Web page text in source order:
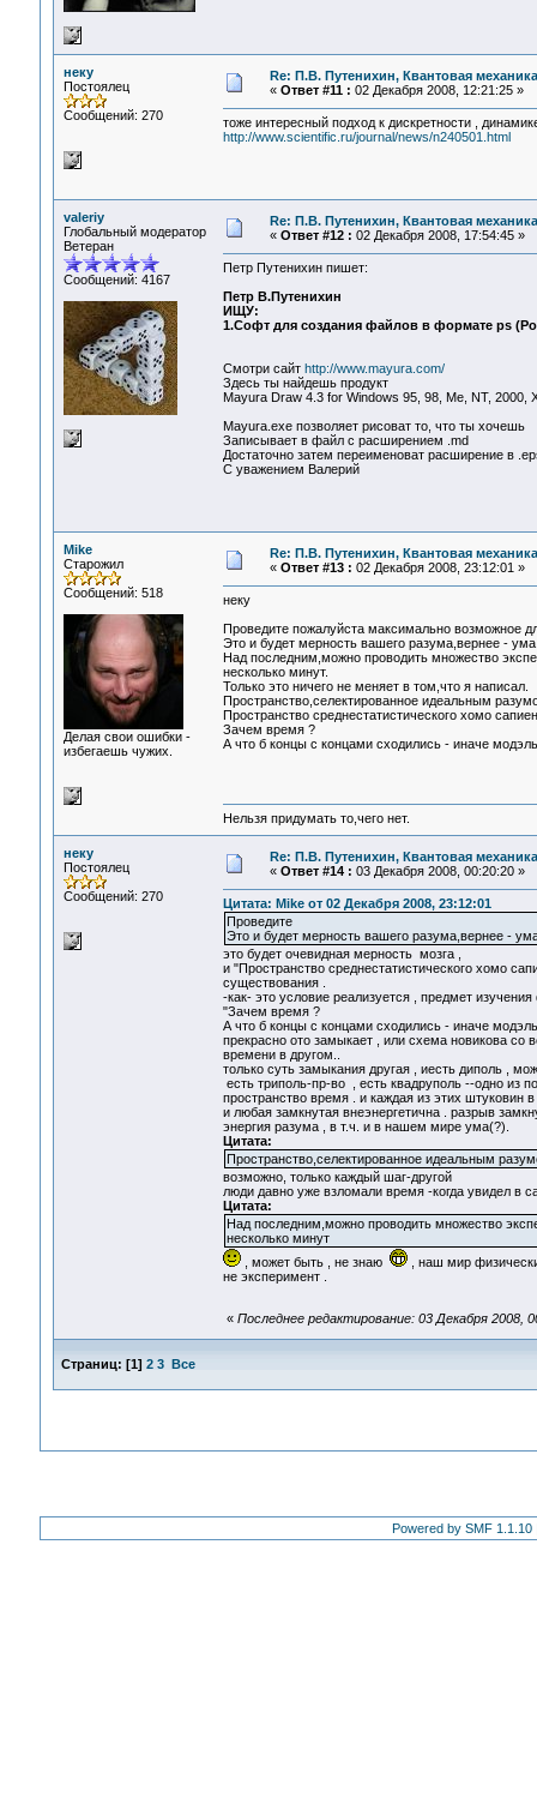
неку
Постоялец
Сообщений: 270
Re: П.В. Путенихин, Квантовая
« Ответ #11 : 02 Декабря 2008, 12:21:25 »
тоже интересный подход к дискретности ,
http://www.scientific.ru/journal/news/n240501.html
valeriy
Глобальный модератор
Ветеран
Сообщений: 4167
Re: П.В. Путенихин, Квантовая
« Ответ #12 : 02 Декабря 2008, 17:54:45 »
Петр Путенихин пишет:
Петр В.Путенихин
ИЩУ:
1.Софт для создания файлов в формате ps
Смотри сайт http://www.mayura.com/
Здесь ты найдешь продукт
Mayura Draw 4.3 for Windows 95, 98, Me, NT, 2000,
Mayura.exe позволяет рисоват то, что ты хочешь
Записывает в файл с расширением .md
Достаточно затем переименоват расширение в
С уважением Валерий
Mike
Старожил
Сообщений: 518
Делая свои ошибки -
избегаешь чужих.
Re: П.В. Путенихин, Квантовая
« Ответ #13 : 02 Декабря 2008, 23:12:01 »
неку
Проведите пожалуйста максимально возможное
Это и будет мерность вашего разума,вернее -
Над последним,можно проводить множество
несколько минут.
Только это ничего не меняет в том,что я написал.
Пространство,селектированное идеальным
Пространство среднестатистического хомо
Зачем время ?
А что б концы с концами сходились - иначе
Нельзя придумать то,чего нет.
неку
Постоялец
Сообщений: 270
Re: П.В. Путенихин, Квантовая
« Ответ #14 : 03 Декабря 2008, 00:20:20 »
Цитата: Mike от 02 Декабря 2008, 23:12:01
Проведите
Это и будет мерность вашего разума,вернее -
это будет очевидная мерность мозга ,
и "Пространство среднестатистического хомо
существования .
-как- это условие реализуется , предмет
"Зачем время ?
А что б концы с концами сходились - иначе
прекрасно ото замыкает , или схема новикова со
времени в другом..
только суть замыкания другая , иесть диполь ,
есть триполь-пр-во , есть квадруполь --одно из
пространство время . и каждая из этих
и любая замкнутая внеэнергетична . разрыв
энергия разума , в т.ч. и в нашем мире ума(?).
Цитата:
Пространство,селектированное идеальным
возможно, только каждый шаг-другой
люди давно уже взломали время -когда увидел в
Цитата:
Над последним,можно проводить множество
несколько минут
, может быть , не знаю
, наш мир физически
не эксперимент .
« Последнее редактирование: 03 Декабря 2008,
Страниц: [1] 2 3 Все
Powered by SMF 1.1.10